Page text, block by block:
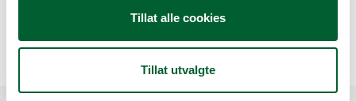
Tillat alle cookies
Tillat utvalgte